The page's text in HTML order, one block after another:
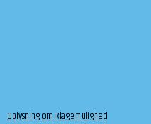
Oplysning om Klagemulighed